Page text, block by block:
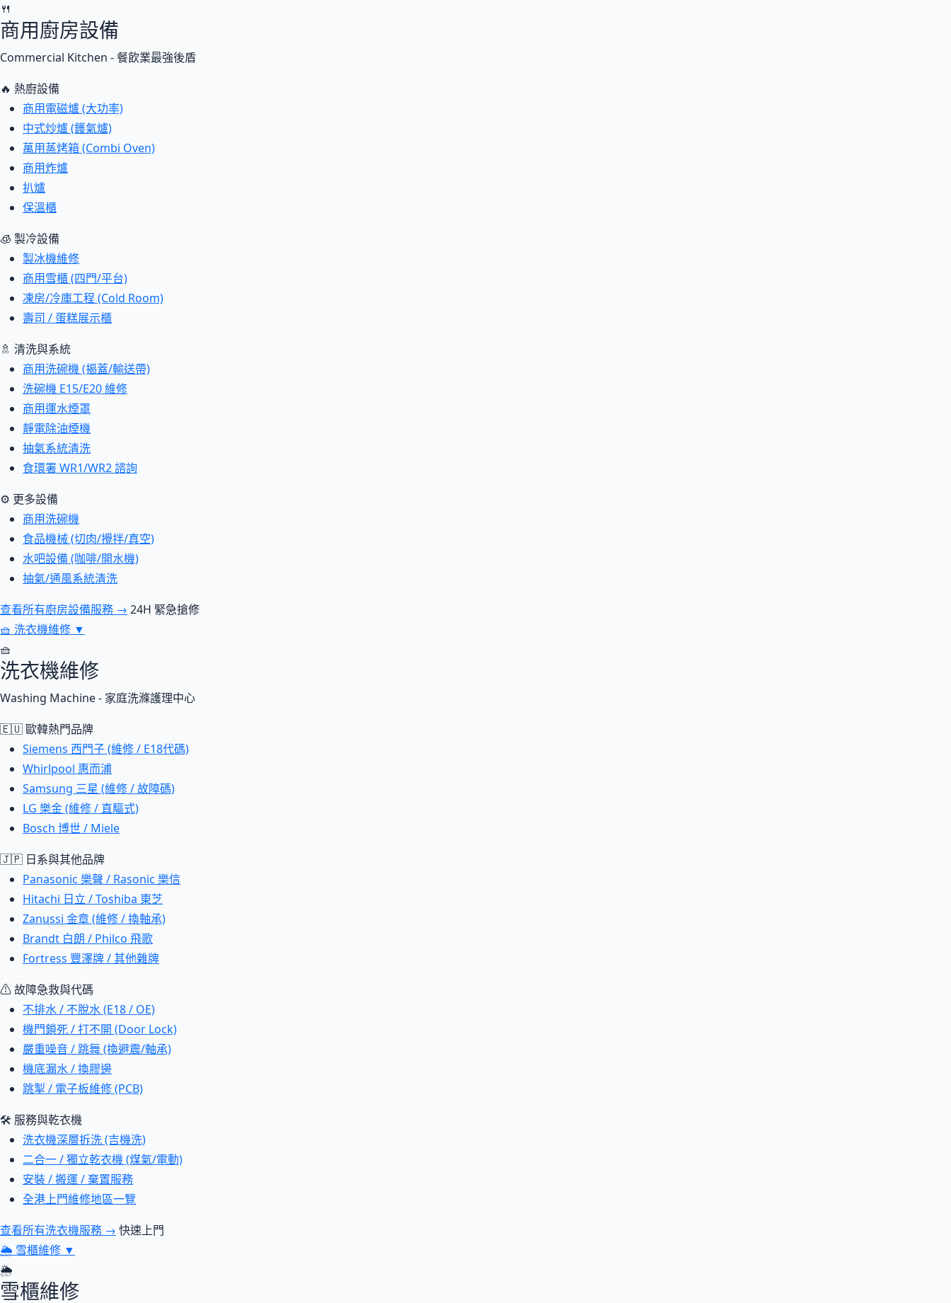
🍴
商用廚房設備
Commercial Kitchen - 餐飲業最強後盾
🔥 熱廚設備
商用電磁爐 (大功率)
中式炒爐 (鑊氣爐)
萬用蒸烤箱 (Combi Oven)
商用炸爐
扒爐
保溫櫃
🧊 製冷設備
製冰機維修
商用雪櫃 (四門/平台)
凍房/冷庫工程 (Cold Room)
壽司 / 蛋糕展示櫃
🚿 清洗與系統
商用洗碗機 (揭蓋/輸送帶)
洗碗機 E15/E20 維修
商用運水煙罩
靜電除油煙機
抽氣系統清洗
食環署 WR1/WR2 諮詢
⚙ 更多設備
商用洗碗機
食品機械 (切肉/攪拌/真空)
水吧設備 (咖啡/開水機)
抽氣/通風系統清洗
查看所有廚房設備服務 → 24H 緊急搶修
🧺 洗衣機維修 ▼
🧺
洗衣機維修
Washing Machine - 家庭洗滌護理中心
🇪🇺 歐韓熱門品牌
Siemens 西門子 (維修 / E18代碼)
Whirlpool 惠而浦
Samsung 三星 (維修 / 故障碼)
LG 樂金 (維修 / 直驅式)
Bosch 博世 / Miele
🇯🇵 日系與其他品牌
Panasonic 樂聲 / Rasonic 樂信
Hitachi 日立 / Toshiba 東芝
Zanussi 金章 (維修 / 換軸承)
Brandt 白朗 / Philco 飛歌
Fortress 豐澤牌 / 其他雜牌
⚠ 故障急救與代碼
不排水 / 不脫水 (E18 / OE)
機門鎖死 / 打不開 (Door Lock)
嚴重噪音 / 跳舞 (換避震/軸承)
機底漏水 / 換膠邊
跳掣 / 電子板維修 (PCB)
🛠 服務與乾衣機
洗衣機深層拆洗 (吉機洗)
二合一 / 獨立乾衣機 (煤氣/電動)
安裝 / 搬運 / 棄置服務
全港上門維修地區一覽
查看所有洗衣機服務 → 快速上門
🌦 雪櫃維修 ▼
🌦
雪櫃維修